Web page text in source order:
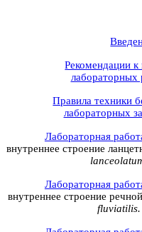
Рекомендации
лабораторных
Правила техники
лабораторных
Лабораторная
внутреннее строение
Лабораторная
внутреннее строение
fluviatilis.